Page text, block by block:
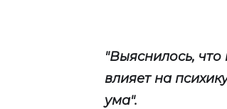
"Выяснилось, что
влияет на
ума".